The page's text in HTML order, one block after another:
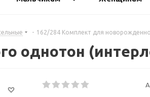
- 162/284 Комплект для
однотон